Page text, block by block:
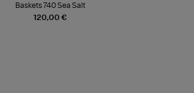
120,00 €
Baskets 740 Sea Salt